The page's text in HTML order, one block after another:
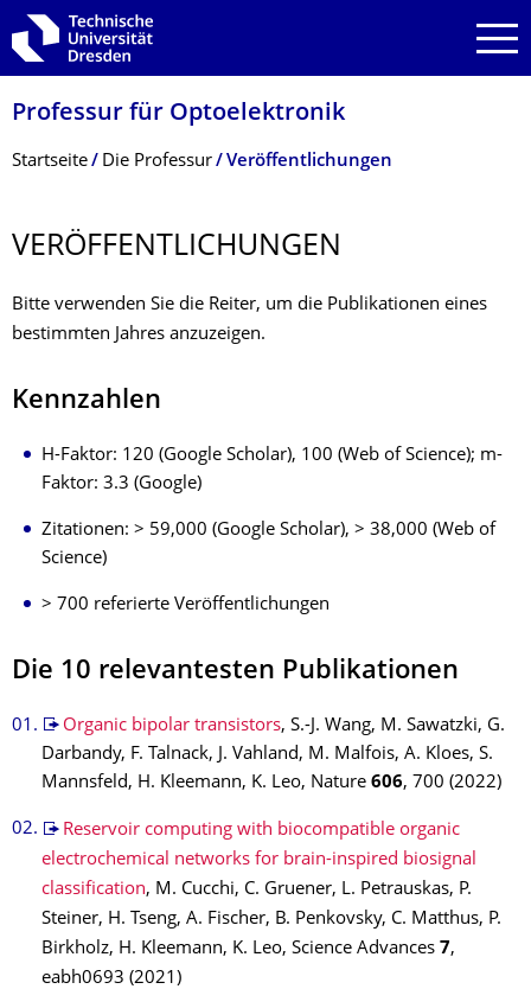
Zur Hauptnavigation springen
Zur Suche springen
Zum Inhalt springen
Professur für Optoelektronik
Breadcrumb-Menü
Startseite Die Professur Veröffentlichungen
VERÖFFENTLI­CHUNGEN
Bitte verwenden Sie die Reiter, um die Publikationen eines
bestimmten Jahres anzuzeigen.
Kennzahlen
H-Faktor: 120 (Google Scholar), 100 (Web of Science); m-
Faktor: 3.3 (Google)
Zitationen: > 59,000 (Google Scholar), > 38,000 (Web of
Science)
> 700 referierte Veröffentlichungen
Die 10 relevantesten Publikationen
Organic bipolar transistors, S.-J. Wang, M. Sawatzki, G.
Darbandy, F. Talnack, J. Vahland, M. Malfois, A. Kloes, S.
Mannsfeld, H. Kleemann, K. Leo, Nature 606, 700 (2022)
Reservoir computing with biocompatible organic
electrochemical networks for brain-inspired biosignal
classification, M. Cucchi, C. Gruener, L. Petrauskas, P.
Steiner, H. Tseng, A. Fischer, B. Penkovsky, C. Matthus, P.
Birkholz, H. Kleemann, K. Leo, Science Advances 7,
eabh0693 (2021)